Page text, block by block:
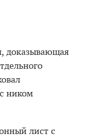
доказывающая
с ником
лист с